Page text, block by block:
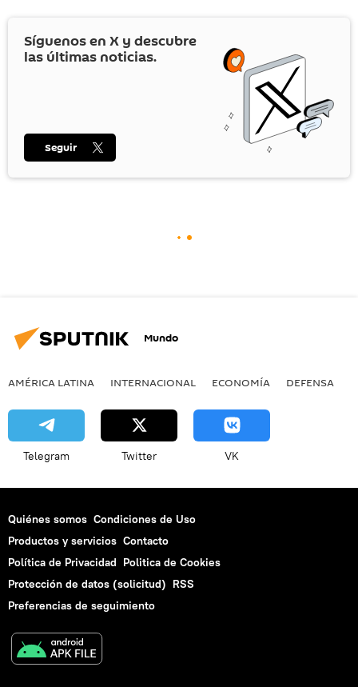
Síguenos en X y descubre
las últimas noticias.
Seguir
Mundo
AMÉRICA LATINA INTERNACIONAL ECONOMÍA DEFENSA
Telegram Twitter VK
Quiénes somos Condiciones de Uso
Productos y servicios Contacto
Política de Privacidad Politica de Cookies
Protección de datos (solicitud) RSS
Preferencias de seguimiento